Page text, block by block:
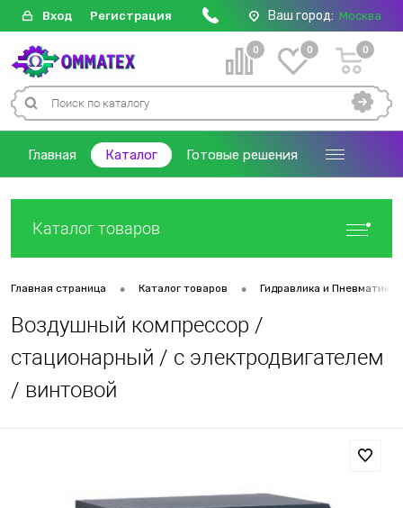
Вход Регистрация Ваш город: Москва
0 0 0
Главная Каталог Готовые решения
Каталог товаров
Главная страница • Каталог товаров • Гидравлика и Пневматика
Воздушный компрессор /
стационарный / с электродвигателем
/ винтовой